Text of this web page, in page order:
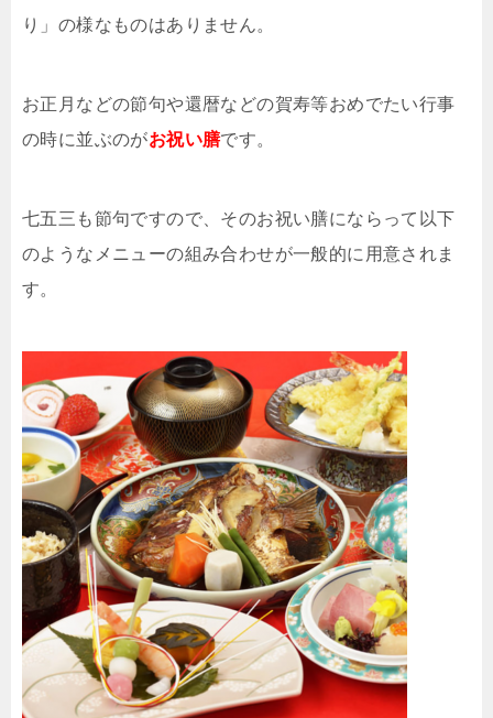
り」の様なものはありません。
お正月などの節句や還暦などの賀寿等おめでたい行事
の時に並ぶのがお祝い膳です。
七五三も節句ですので、そのお祝い膳にならって以下
のようなメニューの組み合わせが一般的に用意されま
す。